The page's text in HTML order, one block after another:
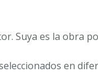
Suya es la obra
en